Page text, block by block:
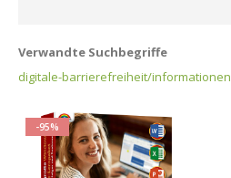
Verwandte Suchbegriffe
digitale-barrierefreiheit/
-95%